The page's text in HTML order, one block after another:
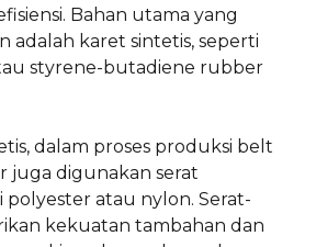
Bahan utama yang
adalah karet sintetis, seperti
styrene-butadiene rubber
dalam proses produksi belt
juga digunakan serat
atau nylon. Serat-
kekuatan tambahan dan